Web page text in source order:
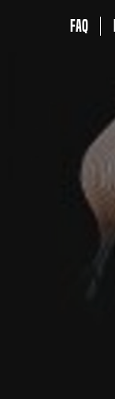
FAQ